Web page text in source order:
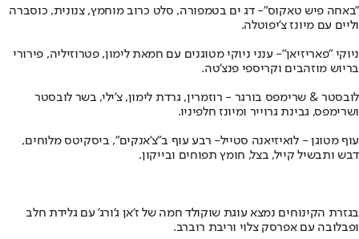
"באחה פיש טאקוס"- דג ים בטמפורה, סלט כרוב מוחמץ, צנונית, כוסברה
וליים עם מיונז צ'יפוטלה.
ניוקי "פאריזיאן"- ענני ניוקי מטוגנים עם חמאת לימון, פטרוזיליה, פירורי
בריוש מוזהבים וקריספי פנצ'טה.
לובסטר & שרימפס בורגר - רוזמרין, גרדת לימון, צ'ילי, בשר לובסטר
ושרימפס, גבינת גרוייר ומיונז חלפיניו.
עוף מטוגן - לואיזיאנה סטייל- רבע עוף ב"צ'אנקים", ביסקיטס מלוחים,
דבש ותבשיל קייל, בצל, חומץ תפוחים ובייקון.
בגזרת הקינוחים נמצא עוגת שוקולד חמה של ז'אן ג'ורג' עם גלידת חלב
ופבלובה עם אפרסק צלוי וריבת רוברב.